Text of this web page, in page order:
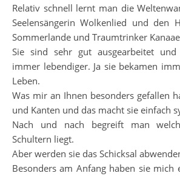
Relativ schnell lernt man die
Seelensängerin Wolkenlied und den
Sommerlande und Traumtrinker
Sie sind sehr gut ausgearbeitet
immer lebendiger. Ja sie bekamen
Leben.
Was mir an Ihnen besonders gefallen
und Kanten und das macht sie einfach
Nach und nach begreift man
Schultern liegt.
Aber werden sie das Schicksal
Besonders am Anfang haben sie